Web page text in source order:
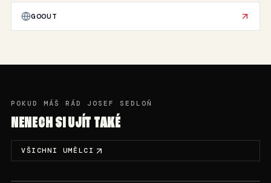
GOOUT
POKUD MÁŠ RÁD JOSEF SEDLOŇ
NENECH SI UJÍT TAKÉ
VŠICHNI UMĚLCI